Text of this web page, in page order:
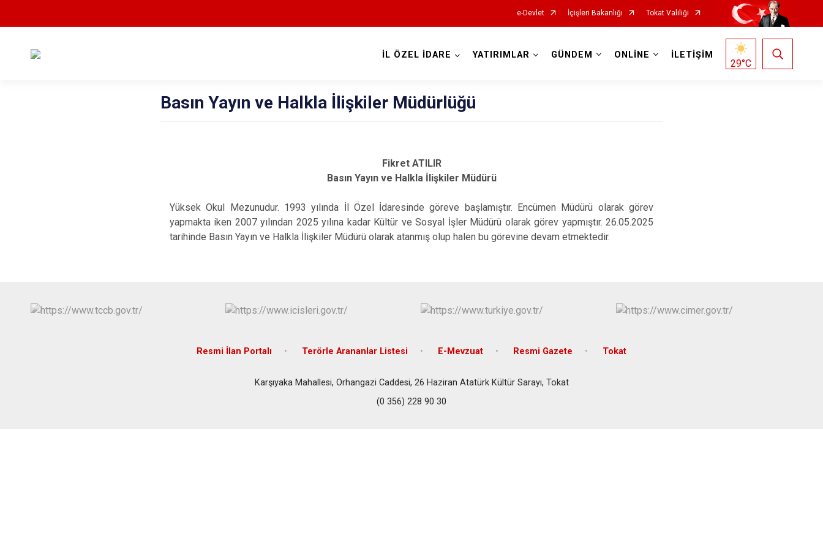
e-Devlet İçişleri Bakanlığı Tokat Valiliği
İL ÖZEL İDARE YATIRIMLAR GÜNDEM ONLİNE İLETİŞİM
29°C
Basın Yayın ve Halkla İlişkiler Müdürlüğü
Fikret ATILIR
Basın Yayın ve Halkla İlişkiler Müdürü
Yüksek Okul Mezunudur. 1993 yılında İl Özel İdaresinde göreve başlamıştır. Encümen Müdürü olarak görev
yapmakta iken 2007 yılından 2025 yılına kadar Kültür ve Sosyal İşler Müdürü olarak görev yapmıştır. 26.05.2025
tarihinde Basın Yayın ve Halkla İlişkiler Müdürü olarak atanmış olup halen bu görevine devam etmektedir.
Resmi İlan Portalı Terörle Arananlar Listesi E-Mevzuat Resmi Gazete Tokat
Karşıyaka Mahallesi, Orhangazi Caddesi, 26 Haziran Atatürk Kültür Sarayı, Tokat
(0 356) 228 90 30